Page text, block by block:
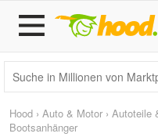
Hood › Auto & Motor › Autoteile
Bootsanhänger